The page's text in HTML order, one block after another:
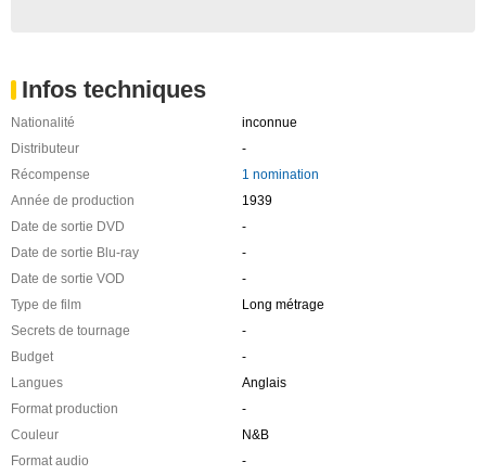
Infos techniques
Nationalité
inconnue
Distributeur
-
Récompense
1 nomination
Année de production
1939
Date de sortie DVD
-
Date de sortie Blu-ray
-
Date de sortie VOD
-
Type de film
Long métrage
Secrets de tournage
-
Budget
-
Langues
Anglais
Format production
-
Couleur
N&B
Format audio
-